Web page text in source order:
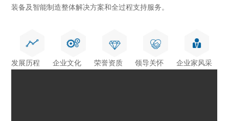
装备及智能制造整体解决方案和全过程支持服务。
发展历程 企业文化 荣誉资质 领导关怀 企业家风采